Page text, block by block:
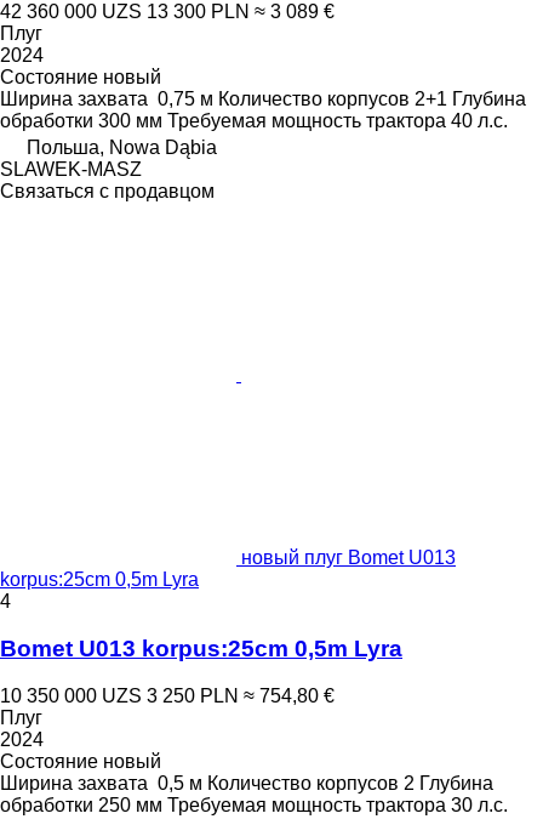
42 360 000 UZS 13 300 PLN ≈ 3 089 €
Плуг
2024
Состояние новый
Ширина захвата 0,75 м Количество корпусов 2+1 Глубина
обработки 300 мм Требуемая мощность трактора 40 л.с.
Польша, Nowa Dąbia
SLAWEK-MASZ
Связаться с продавцом
новый плуг Bomet U013
korpus:25cm 0,5m Lyra
4
Bomet U013 korpus:25cm 0,5m Lyra
10 350 000 UZS 3 250 PLN ≈ 754,80 €
Плуг
2024
Состояние новый
Ширина захвата 0,5 м Количество корпусов 2 Глубина
обработки 250 мм Требуемая мощность трактора 30 л.с.